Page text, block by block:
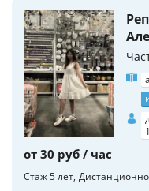
от 30 руб / час
Стаж 5 лет Дистанционно